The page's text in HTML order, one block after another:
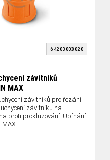
6 42 03 003 02 0
závitníků
MAX
závitníků pro řezání
závitníku na
proti prokluzování. Upínání
MAX.